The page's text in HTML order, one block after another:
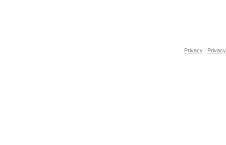
Privacy |